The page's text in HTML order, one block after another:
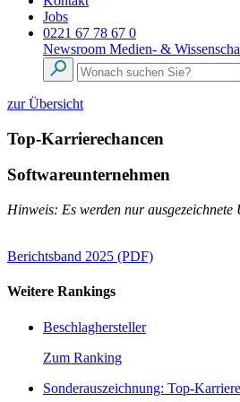
Jobs
0221 67 78 67 0
Newsroom Medien- &
zur Übersicht
Top-Karrierechancen
Softwareunternehmen
Hinweis: Es werden nur ausgezeichnete
Berichtsband 2025 (PDF)
Weitere Rankings
Beschlaghersteller
Zum Ranking
Sonderauszeichnung: Top-